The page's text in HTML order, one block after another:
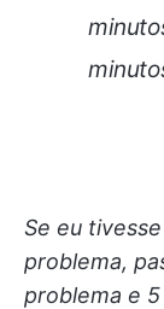
Se eu
problema,
problema e